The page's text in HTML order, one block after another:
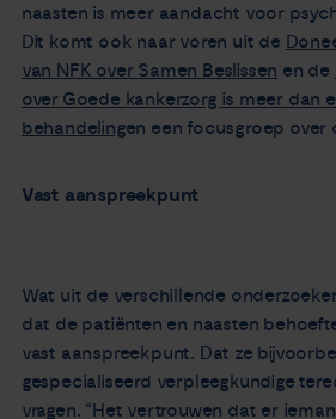
naasten is meer aandacht voor
Dit komt ook naar voren uit de
van NFK over Samen Beslissen en de
over Goede kankerzorg is meer dan
behandelingen een focusgroep over
Vast aanspreekpunt
Wat uit de verschillende
dat de patiënten en naasten
vast aanspreekpunt. Dat ze
gespecialiseerd verpleegkundige
vragen. “Het vertrouwen dat er